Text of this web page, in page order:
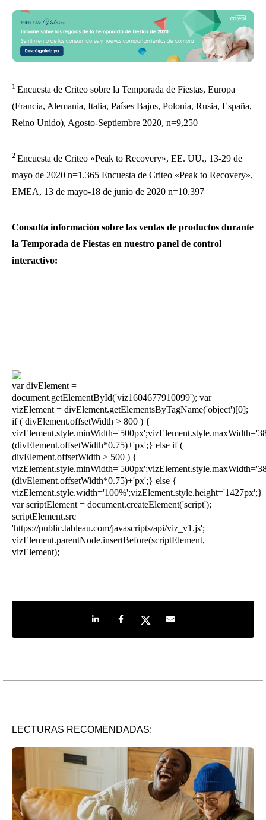
1 Encuesta de Criteo sobre la Temporada de Fiestas, Europa
(Francia, Alemania, Italia, Países Bajos, Polonia, Rusia, España,
Reino Unido), Agosto-Septiembre 2020, n=9,250
2 Encuesta de Criteo «Peak to Recovery», EE. UU., 13-29 de
mayo de 2020 n=1.365 Encuesta de Criteo «Peak to Recovery»,
EMEA, 13 de mayo-18 de junio de 2020 n=10.397
Consulta información sobre las ventas de productos durante
la Temporada de Fiestas en nuestro panel de control
interactivo:
var divElement =
document.getElementById('viz1604677910099'); var
vizElement = divElement.getElementsByTagName('object')[0];
if ( divElement.offsetWidth > 800 ) {
(divElement.offsetWidth*0.75)+'px';} else if (
divElement.offsetWidth > 500 ) {
(divElement.offsetWidth*0.75)+'px';} else {
vizElement.style.width='100%';vizElement.style.height='1427px';}
var scriptElement = document.createElement('script');
scriptElement.src =
'https://public.tableau.com/javascripts/api/viz_v1.js';
vizElement.parentNode.insertBefore(scriptElement,
vizElement);
Share on LinkedIn
Share on Facebook
Share on TwitterShare by e-mail
LECTURAS RECOMENDADAS: